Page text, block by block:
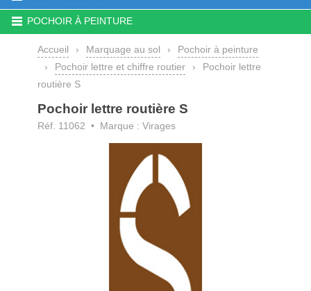
POCHOIR À PEINTURE
Accueil › Marquage au sol ›
Pochoir à peinture
›
Pochoir lettre et chiffre routier ›
Pochoir lettre
routière S
Pochoir lettre routière S
Réf. 11062 • Marque : Virages